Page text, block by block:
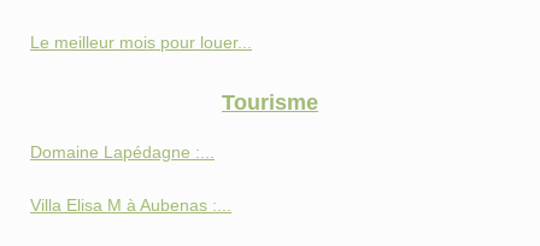
Le meilleur mois pour louer...
Tourisme
Domaine Lapédagne :...
Villa Elisa M à Aubenas :...